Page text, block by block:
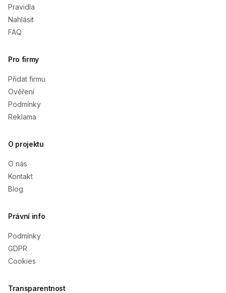
Pravidla
Nahlásit
FAQ
Pro firmy
Přidat firmu
Ověření
Podmínky
Reklama
O projektu
O nás
Kontakt
Blog
Právní info
Podmínky
GDPR
Cookies
Transparentnost